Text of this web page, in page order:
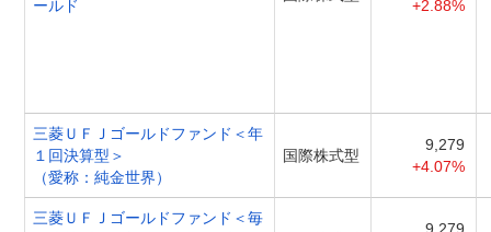
ールド
+2.88%
三菱ＵＦＪゴールドファンド＜年
１回決算型＞
（愛称：純金世界）
国際株式型
9,279
+4.07%
三菱ＵＦＪゴールドファンド＜毎